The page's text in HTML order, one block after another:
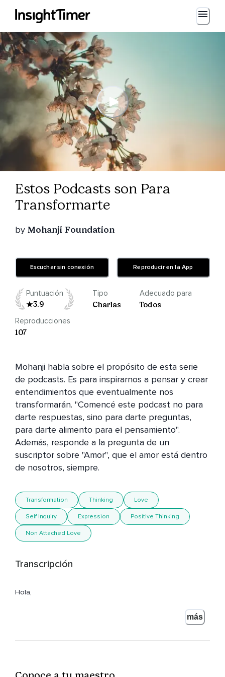
Estos Podcasts son Para
Transformarte
by Mohanji Foundation
Escuchar sin conexión Reproducir en la App
Puntuación
3.9
Tipo
Charlas
Adecuado para
Todos
Reproducciones
107
Mohanji habla sobre el propósito de esta serie
de podcasts. Es para inspirarnos a pensar y crear
entendimientos que eventualmente nos
transformarán. "Comencé este podcast no para
darte respuestas, sino para darte preguntas,
para darte alimento para el pensamiento".
Además, responde a la pregunta de un
suscriptor sobre "Amor", que el amor está dentro
de nosotros, siempre.
Transformation Thinking Love
Self Inquiry Expression Positive Thinking
Non Attached Love
Transcripción
Hola,
más